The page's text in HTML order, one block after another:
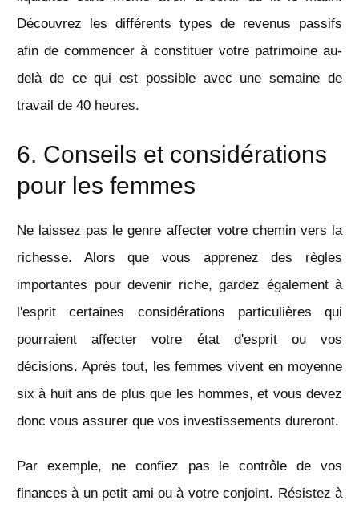
Découvrez les différents types de revenus passifs
afin de commencer à constituer votre patrimoine au-
delà de ce qui est possible avec une semaine de
travail de 40 heures.
6. Conseils et considérations
pour les femmes
Ne laissez pas le genre affecter votre chemin vers la
richesse. Alors que vous apprenez des règles
importantes pour devenir riche, gardez également à
l'esprit certaines considérations particulières qui
pourraient affecter votre état d'esprit ou vos
décisions. Après tout, les femmes vivent en moyenne
six à huit ans de plus que les hommes, et vous devez
donc vous assurer que vos investissements dureront.
Par exemple, ne confiez pas le contrôle de vos
finances à un petit ami ou à votre conjoint. Résistez à